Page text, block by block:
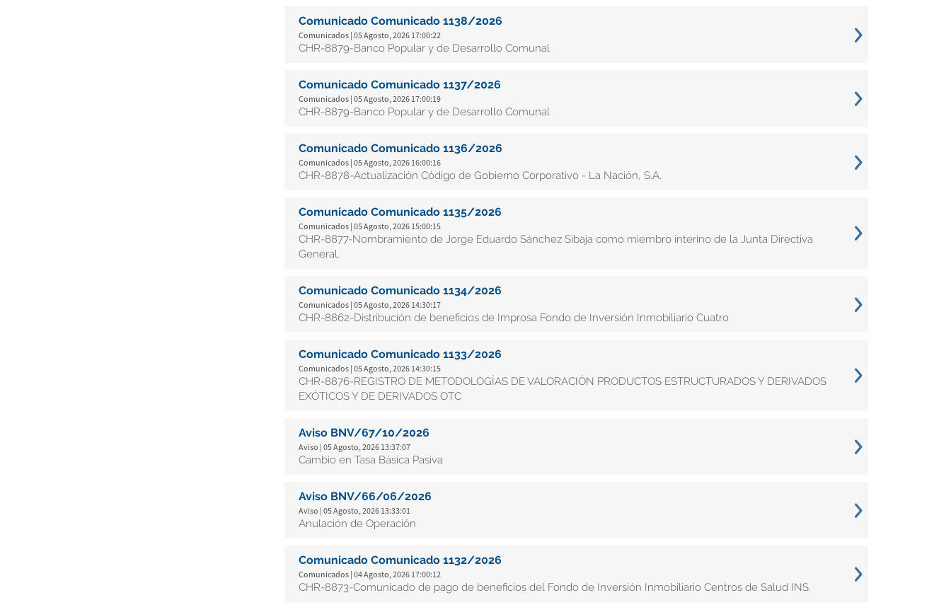
Comunicado Comunicado 1138/2026
Comunicados | 05 Agosto, 2026 17:00:22
CHR-8879-Banco Popular y de Desarrollo Comunal
Comunicado Comunicado 1137/2026
Comunicados | 05 Agosto, 2026 17:00:19
CHR-8879-Banco Popular y de Desarrollo Comunal
Comunicado Comunicado 1136/2026
Comunicados | 05 Agosto, 2026 16:00:16
CHR-8878-Actualización Código de Gobierno Corporativo - La Nación, S.A.
Comunicado Comunicado 1135/2026
Comunicados | 05 Agosto, 2026 15:00:15
CHR-8877-Nombramiento de Jorge Eduardo Sánchez Sibaja como miembro interino de la Junta Directiva
General.
Comunicado Comunicado 1134/2026
Comunicados | 05 Agosto, 2026 14:30:17
CHR-8862-Distribución de beneficios de Improsa Fondo de Inversión Inmobiliario Cuatro
Comunicado Comunicado 1133/2026
Comunicados | 05 Agosto, 2026 14:30:15
CHR-8876-REGISTRO DE METODOLOGÍAS DE VALORACIÓN PRODUCTOS ESTRUCTURADOS Y DERIVADOS
EXÓTICOS Y DE DERIVADOS OTC
Aviso BNV/67/10/2026
Aviso | 05 Agosto, 2026 13:37:07
Cambio en Tasa Básica Pasiva
Aviso BNV/66/06/2026
Aviso | 05 Agosto, 2026 13:33:01
Anulación de Operación
Comunicado Comunicado 1132/2026
Comunicados | 04 Agosto, 2026 17:00:12
CHR-8873-Comunicado de pago de beneficios del Fondo de Inversión Inmobiliario Centros de Salud INS.